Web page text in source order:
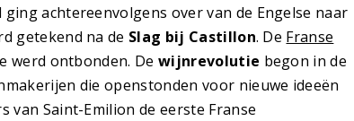
ging achtereenvolgens over van de Engelse naar
getekend na de Slag bij Castillon. De Franse
werd ontbonden. Dewijnrevolutie begon in de
die openstonden voor nieuwe ideeën
van Saint-Emilion de eerste Franse